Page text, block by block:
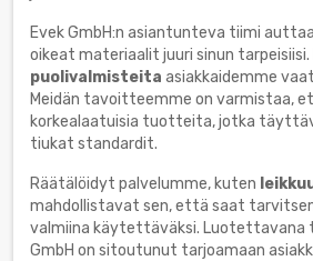
Evek GmbH:n asiantunteva tiimi
oikeat materiaalit juuri sinun
puolivalmisteita asiakkaidemme
Meidän tavoitteemme on varmistaa,
korkealaatuisia tuotteita, jotka
tiukat standardit.
Räätälöidyt palvelumme, kuten
mahdollistavat sen, että saat
valmiina käytettäväksi. Luotettavana
GmbH on sitoutunut tarjoamaan